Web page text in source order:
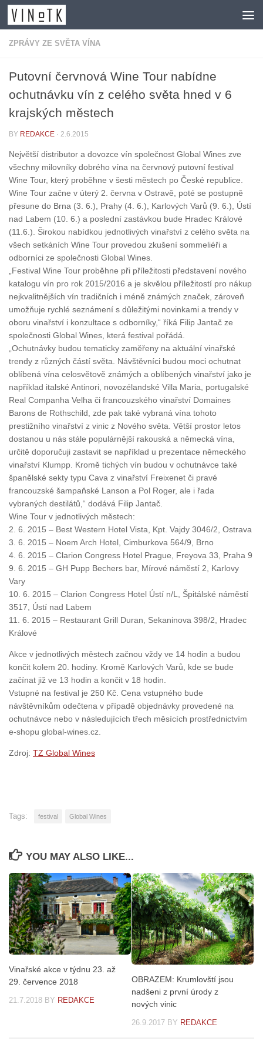
Skip to content
ZPRÁVY ZE SVĚTA VÍNA
Putovní červnová Wine Tour nabídne
ochutnávku vín z celého světa hned v 6
krajských městech
BY REDAKCE · 2.6.2015
Největší distributor a dovozce vín společnost Global Wines zve
všechny milovníky dobrého vína na červnový putovní festival
Wine Tour, který proběhne v šesti městech po České republice.
Wine Tour začne v úterý 2. června v Ostravě, poté se postupně
přesune do Brna (3. 6.), Prahy (4. 6.), Karlových Varů (9. 6.), Ústí
nad Labem (10. 6.) a poslední zastávkou bude Hradec Králové
(11.6.). Širokou nabídkou jednotlivých vinařství z celého světa na
všech setkáních Wine Tour provedou zkušení sommeliéři a
odborníci ze společnosti Global Wines.
„Festival Wine Tour proběhne při příležitosti představení nového
katalogu vín pro rok 2015/2016 a je skvělou příležitostí pro nákup
nejkvalitnějších vín tradičních i méně známých značek, zároveň
umožňuje rychlé seznámení s důležitými novinkami a trendy v
oboru vinařství i konzultace s odborníky,“ říká Filip Jantač ze
společnosti Global Wines, která festival pořádá.
„Ochutnávky budou tematicky zaměřeny na aktuální vinařské
trendy z různých částí světa. Návštěvníci budou moci ochutnat
oblíbená vína celosvětově známých a oblíbených vinařství jako je
například italské Antinori, novozélandské Villa Maria, portugalské
Real Companha Velha či francouzského vinařství Domaines
Barons de Rothschild, zde pak také vybraná vína tohoto
prestižního vinařství z vinic z Nového světa. Větší prostor letos
dostanou u nás stále populárnější rakouská a německá vína,
určitě doporučuji zastavit se například u prezentace německého
vinařství Klumpp. Kromě tichých vín budou v ochutnávce také
španělské sekty typu Cava z vinařství Freixenet či pravé
francouzské šampaňské Lanson a Pol Roger, ale i řada
vybraných destilátů,“ dodává Filip Jantač.
Wine Tour v jednotlivých městech:
2. 6. 2015 – Best Western Hotel Vista, Kpt. Vajdy 3046/2, Ostrava
3. 6. 2015 – Noem Arch Hotel, Cimburkova 564/9, Brno
4. 6. 2015 – Clarion Congress Hotel Prague, Freyova 33, Praha 9
9. 6. 2015 – GH Pupp Bechers bar, Mírové náměstí 2, Karlovy
Vary
10. 6. 2015 – Clarion Congress Hotel Ústí n/L, Špitálské náměstí
3517, Ústí nad Labem
11. 6. 2015 – Restaurant Grill Duran, Sekaninova 398/2, Hradec
Králové
Akce v jednotlivých městech začnou vždy ve 14 hodin a budou
končit kolem 20. hodiny. Kromě Karlových Varů, kde se bude
začínat již ve 13 hodin a končit v 18 hodin.
Vstupné na festival je 250 Kč. Cena vstupného bude
návštěvníkům odečtena v případě objednávky provedené na
ochutnávce nebo v následujících třech měsících prostřednictvím
e-shopu global-wines.cz.
Zdroj: TZ Global Wines
Tags: festival Global Wines
YOU MAY ALSO LIKE...
Vinařské akce v týdnu 23. až
29. července 2018
21.7.2018 BY REDAKCE
OBRAZEM: Krumlovští jsou
nadšeni z první úrody z
nových vinic
26.9.2017 BY REDAKCE